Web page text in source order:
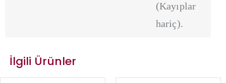
(Kayıplar
hariç).
İlgili Ürünler